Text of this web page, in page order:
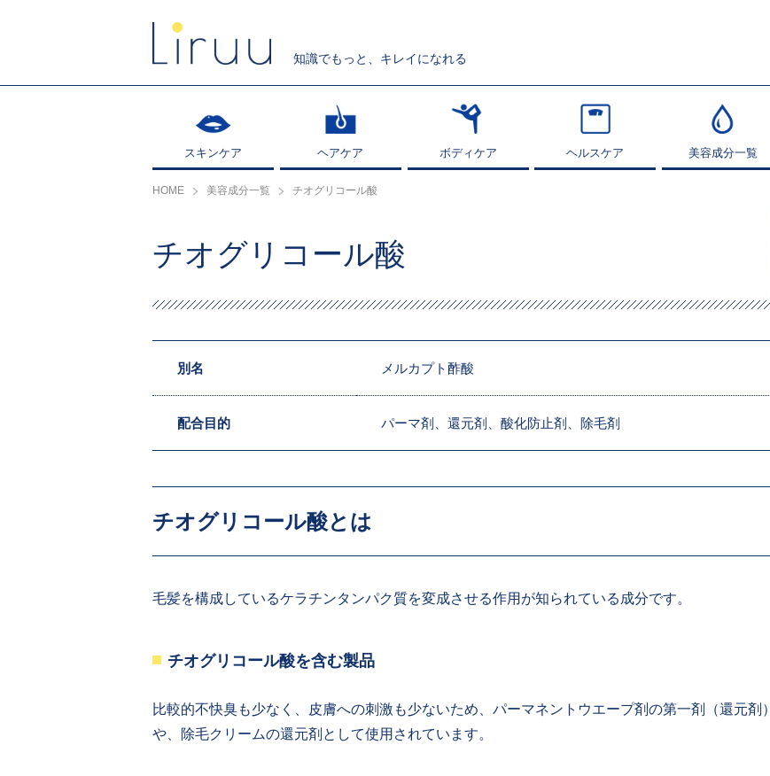
知識でもっと、キレイになれる
スキンケア
スキンケア ヘアケア
ヘアケア ボディケア
ボディケア ヘルスケア
ヘルスケア 美容成分一覧
美容成分一覧
HOME 美容成分一覧 チオグリコール酸
チオグリコール酸
別名 メルカプト酢酸
配合目的 パーマ剤、還元剤、酸化防止剤、除毛剤
チオグリコール酸とは
毛髪を構成しているケラチンタンパク質を変成させる作用が知られている成分です。
チオグリコール酸を含む製品
比較的不快臭も少なく、皮膚への刺激も少ないため、パーマネントウエープ剤の第一剤（還元剤）
や、除毛クリームの還元剤として使用されています。